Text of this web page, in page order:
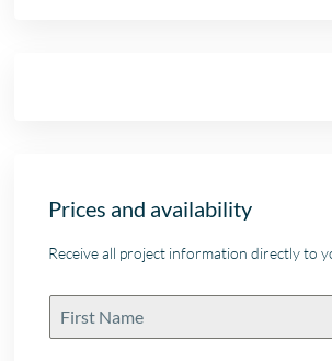
Prices and availability
Receive all project information directly to